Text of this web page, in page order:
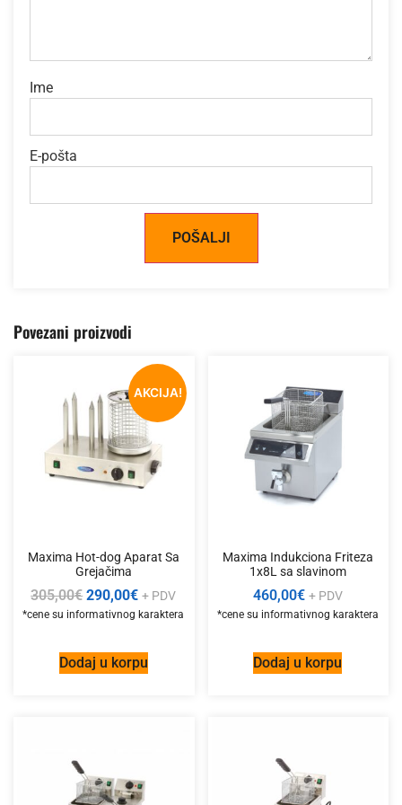
Ime
E-pošta
Povezani proizvodi
AKCIJA!
Maxima Hot-dog Aparat Sa
Grejačima
305,00€ 290,00€ + PDV
Dodaj u korpu
Maxima Indukciona Friteza
1x8L sa slavinom
460,00€ + PDV
Dodaj u korpu